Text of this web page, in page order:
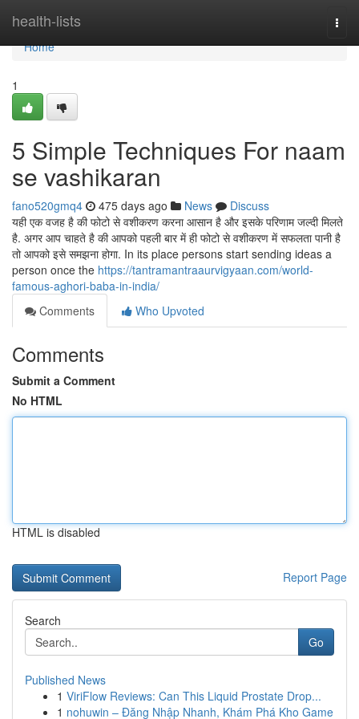
health-lists
Home
Home
1
5 Simple Techniques For naam
se vashikaran
fano520gmq4 475 days ago News
Discuss
यही एक वजह है की फोटो से वशीकरण करना आसान है और इसके परिणाम जल्दी मिलते
है. अगर आप चाहते है की आपको पहली बार में ही फोटो से वशीकरण में सफलता पानी है
तो आपको इसे समझना होगा. In its place persons start sending ideas a
person once the https://tantramantraaurvigyaan.com/world-
famous-aghori-baba-in-india/
Comments
Who Upvoted
Comments
Submit a Comment
No HTML
HTML is disabled
Report Page
Search
Go
Published News
1 ViriFlow Reviews: Can This Liquid Prostate Drop...
1 nohuwin – Đăng Nhập Nhanh, Khám Phá Kho Game